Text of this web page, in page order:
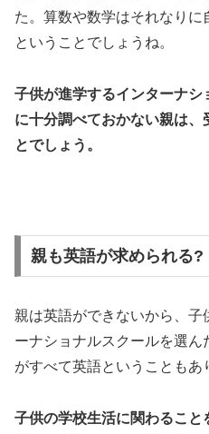
た。算数や数学はそれなり
ということでしょうね。
子供が進学するインターナ
に十分調べておかない親は、
とでしょう。
親も英語が求められる?
親は英語ができないから、
ーナショナルスクールを選
がすべて英語ということもあ
子供の学校生活に関わるこ